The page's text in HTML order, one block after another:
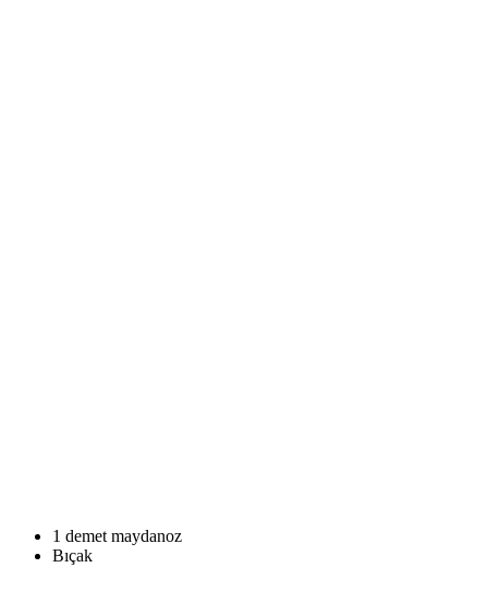
1 demet maydanoz
Bıçak